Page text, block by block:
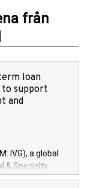
från
loan
support
and
IVG), a global
& Specialty
arenas,